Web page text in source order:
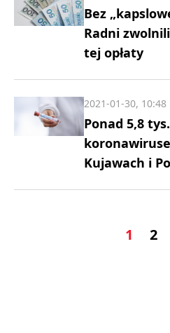
Bez
Radni
tej opłaty
Ponad 5,8
Kujawach i
2021-01-30, 10:48
1 2